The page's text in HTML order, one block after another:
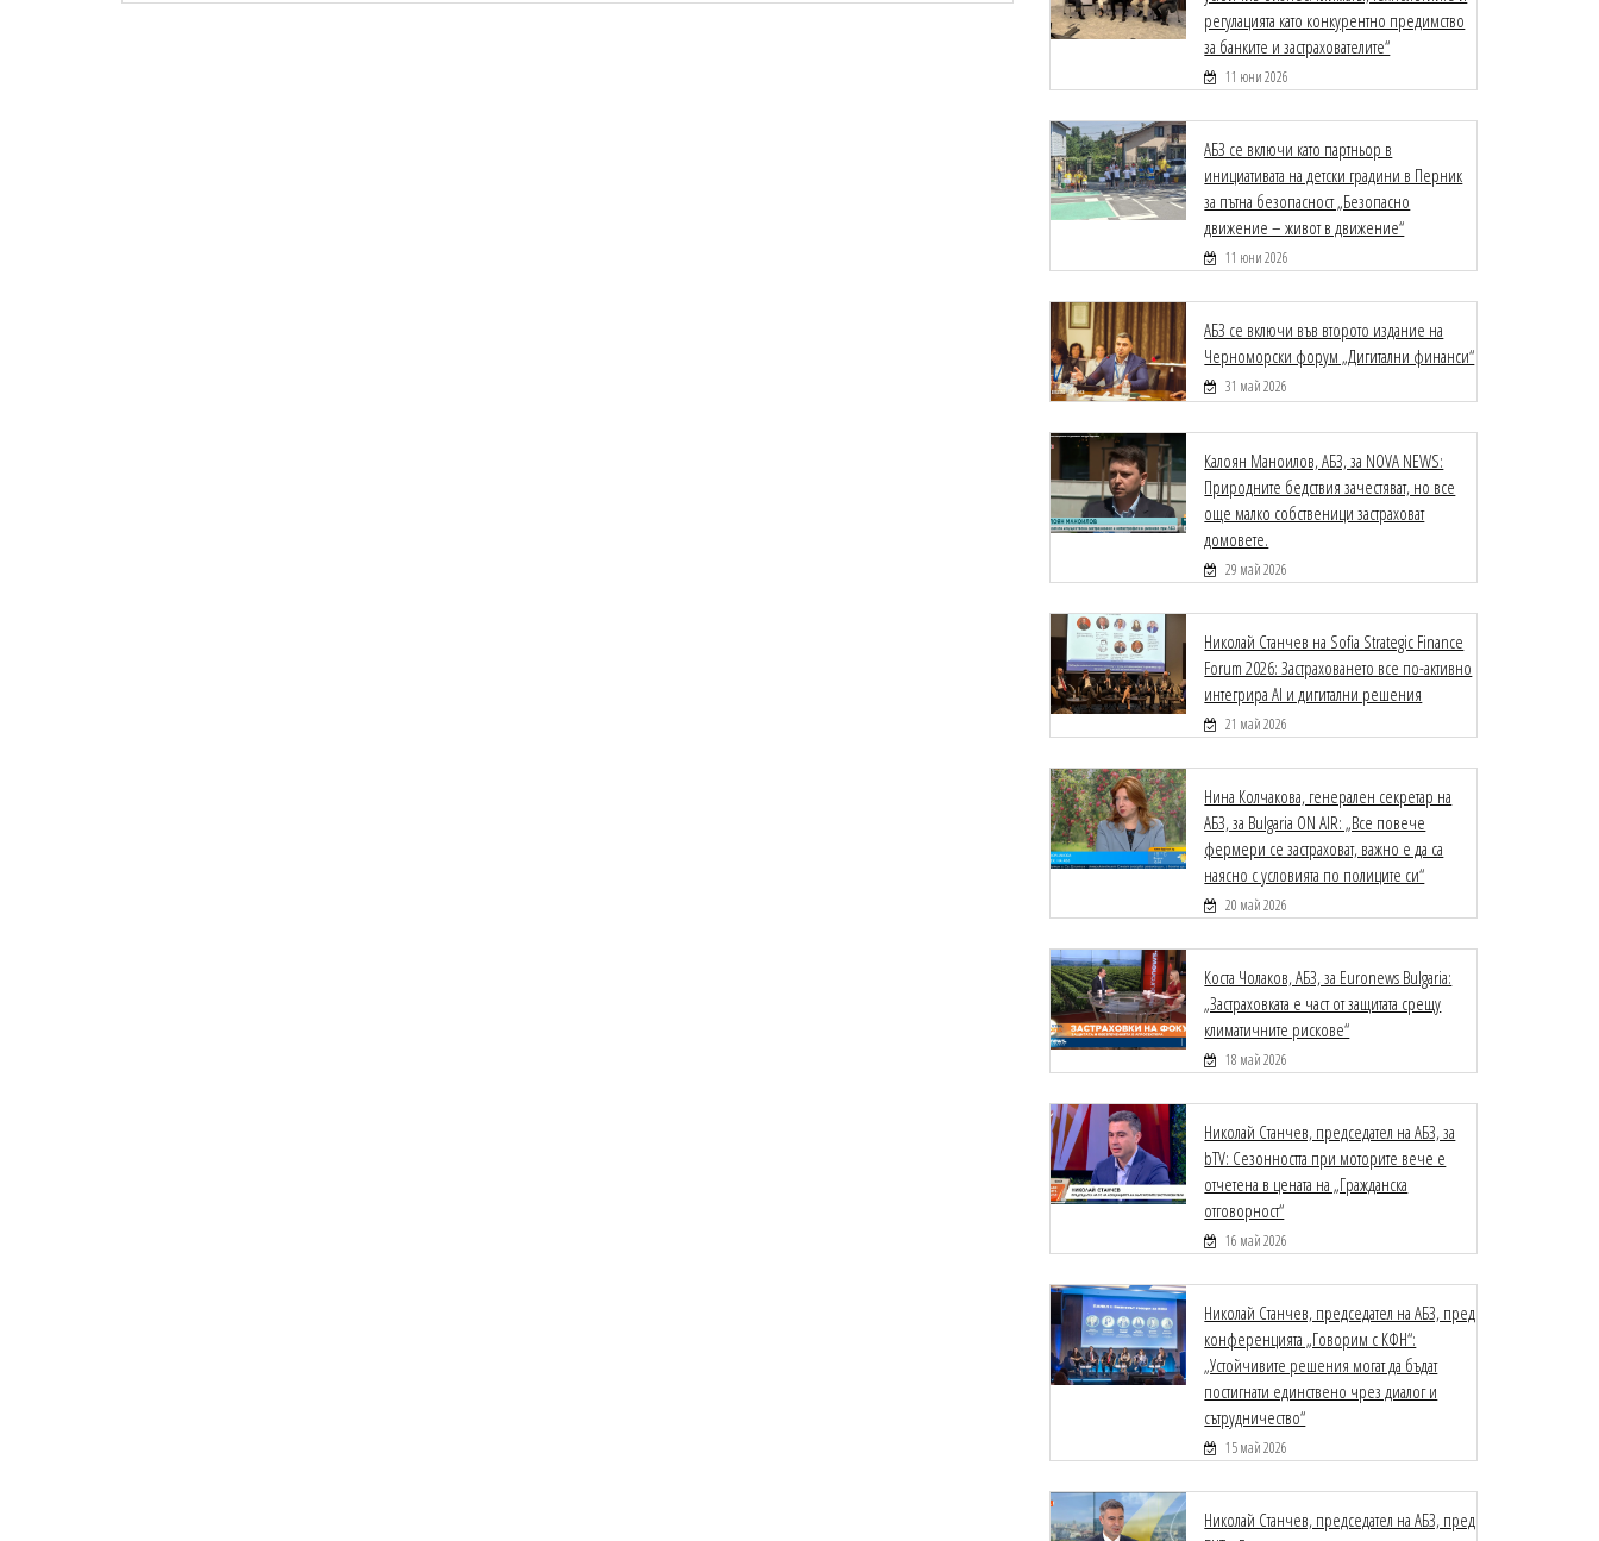
регулацията като конкурентно предимство
за банките и застрахователите“
11 юни 2026
АБЗ се включи като партньор в
инициативата на детски градини в Перник
за пътна безопасност „Безопасно
движение – живот в движение“
11 юни 2026
АБЗ се включи във второто издание на
Черноморски форум „Дигитални финанси“
31 май 2026
Калоян Маноилов, АБЗ, за NOVA NEWS:
Природните бедствия зачестяват, но все
още малко собственици застраховат
домовете.
29 май 2026
Николай Станчев на Sofia Strategic Finance
Forum 2026: Застраховането все по-активно
интегрира AI и дигитални решения
21 май 2026
Нина Колчакова, генерален секретар на
АБЗ, за Bulgaria ON AIR: „Все повече
фермери се застраховат, важно е да са
наясно с условията по полиците си“
20 май 2026
Коста Чолаков, АБЗ, за Euronews Bulgaria:
„Застраховката е част от защитата срещу
климатичните рискове“
18 май 2026
Николай Станчев, председател на АБЗ, за
bTV: Сезонността при моторите вече е
отчетена в цената на „Гражданска
отговорност“
16 май 2026
Николай Станчев, председател на АБЗ, пред
конференцията „Говорим с КФН“:
„Устойчивите решения могат да бъдат
постигнати единствено чрез диалог и
сътрудничество“
15 май 2026
Николай Станчев, председател на АБЗ, пред